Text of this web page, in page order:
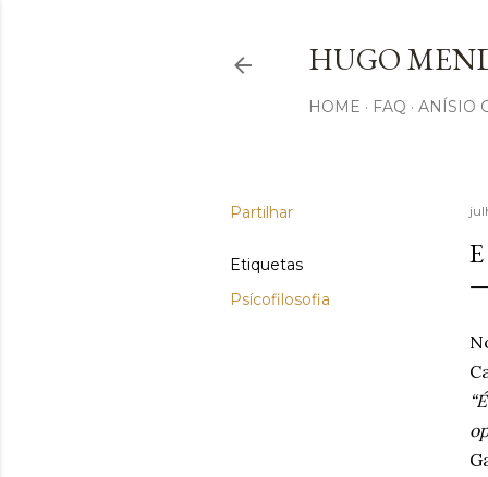
HUGO
HOME FAQ ANÍSIO
Partilhar
Etiquetas
Psícofilosofia